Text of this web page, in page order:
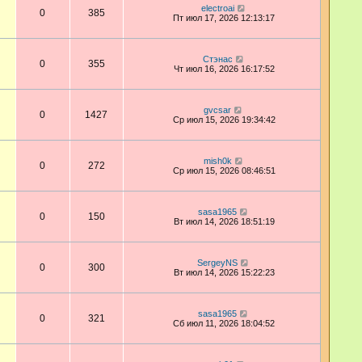
0 385
electroai
Пт июл 17, 2026 12:13:17
0 355
Стэнас
Чт июл 16, 2026 16:17:52
0 1427
gvcsar
Ср июл 15, 2026 19:34:42
0 272
mish0k
Ср июл 15, 2026 08:46:51
0 150
sasa1965
Вт июл 14, 2026 18:51:19
0 300
SergeyNS
Вт июл 14, 2026 15:22:23
0 321
sasa1965
Сб июл 11, 2026 18:04:52